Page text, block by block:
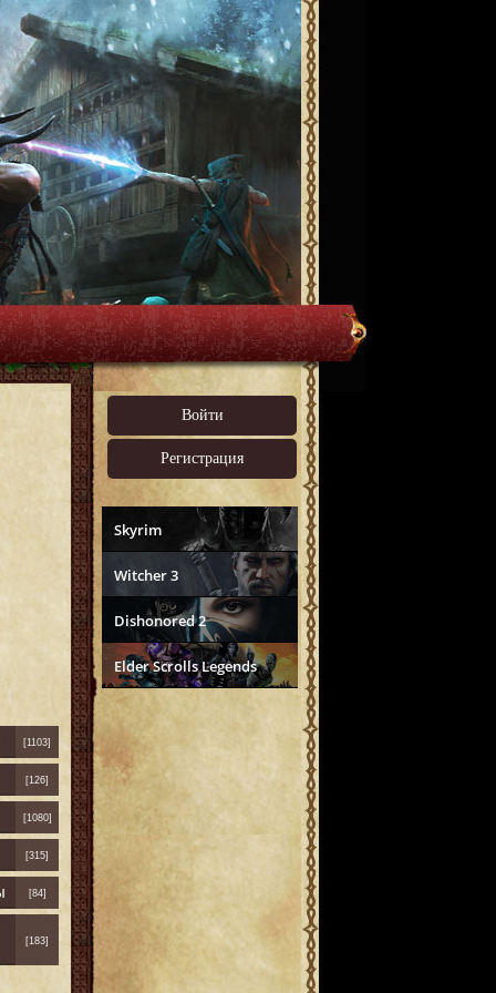
Войти
Регистрация
Skyrim
Witcher 3
Dishonored 2
Elder Scrolls Legends
[1103]
[126]
[1080]
[315]
[84]
[183]